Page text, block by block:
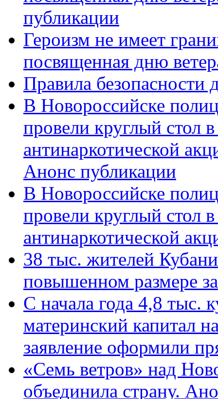
публикации
Героизм не имеет
посвященная дню
Правила безопасности
В Новороссийске
провели круглый стол
антинаркотической
Анонс публикации
В Новороссийске
провели круглый стол
антинаркотической
38 тыс. жителей
повышенном размере
С начала года 4,8 тыс.
материнский капитал
заявление оформили
«Семь ветров» над
объединила страну.